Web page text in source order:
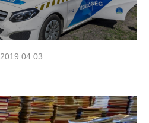
2019.04.03.